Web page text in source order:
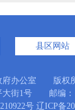
府办公室 版权
大街1号 邮编：
号 辽ICP备